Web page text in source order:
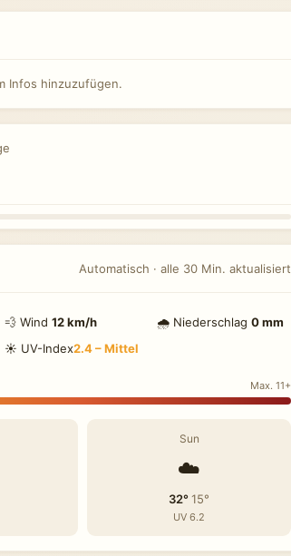
Infos hinzuzufügen.
Automatisch · alle 30 Min. aktualisiert
💨 Wind 12 km/h 🌧 Niederschlag 0 mm
☀️ UV-Index2.4 – Mittel
Max. 11+
Sun
☁️
32°15°
UV 6.2